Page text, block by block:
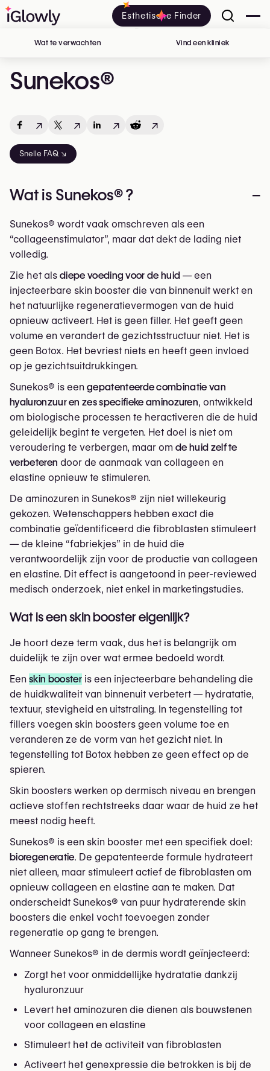
Esthetische Finder
Sunekos®
Wat te verwachten Vind een kliniek
Snelle FAQ ↘
↗ ↗ ↗ ↗
Wat is Sunekos® ? –
Sunekos® wordt vaak omschreven als een
“collageenstimulator”, maar dat dekt de lading niet
volledig.
Zie het als diepe voeding voor de huid — een
injecteerbare skin booster die van binnenuit werkt en
het natuurlijke regeneratievermogen van de huid
opnieuw activeert. Het is geen filler. Het geeft geen
volume en verandert de gezichtsstructuur niet. Het is
geen Botox. Het bevriest niets en heeft geen invloed
op je gezichtsuitdrukkingen.
Sunekos® is een gepatenteerde combinatie van
hyaluronzuur en zes specifieke aminozuren, ontwikkeld
om biologische processen te heractiveren die de huid
geleidelijk begint te vergeten. Het doel is niet om
veroudering te verbergen, maar om de huid zelf te
verbeteren door de aanmaak van collageen en
elastine opnieuw te stimuleren.
De aminozuren in Sunekos® zijn niet willekeurig
gekozen. Wetenschappers hebben exact die
combinatie geïdentificeerd die fibroblasten stimuleert
— de kleine “fabriekjes” in de huid die
verantwoordelijk zijn voor de productie van collageen
en elastine. Dit effect is aangetoond in peer-reviewed
medisch onderzoek, niet enkel in marketingstudies.
Wat is een skin booster eigenlijk?
Je hoort deze term vaak, dus het is belangrijk om
duidelijk te zijn over wat ermee bedoeld wordt.
Een skin boosteris een injecteerbare behandeling die
de huidkwaliteit van binnenuit verbetert — hydratatie,
textuur, stevigheid en uitstraling. In tegenstelling tot
fillers voegen skin boosters geen volume toe en
veranderen ze de vorm van het gezicht niet. In
tegenstelling tot Botox hebben ze geen effect op de
spieren.
Skin boosters werken op dermisch niveau en brengen
actieve stoffen rechtstreeks daar waar de huid ze het
meest nodig heeft.
Sunekos® is een skin booster met een specifiek doel:
bioregeneratie. De gepatenteerde formule hydrateert
niet alleen, maar stimuleert actief de fibroblasten om
opnieuw collageen en elastine aan te maken. Dat
onderscheidt Sunekos® van puur hydraterende skin
boosters die enkel vocht toevoegen zonder
regeneratie op gang te brengen.
Wanneer Sunekos® in de dermis wordt geïnjecteerd:
Zorgt het voor onmiddellijke hydratatie dankzij
hyaluronzuur
Levert het aminozuren die dienen als bouwstenen
voor collageen en elastine
Stimuleert het de activiteit van fibroblasten
Activeert het genexpressie die betrokken is bij de